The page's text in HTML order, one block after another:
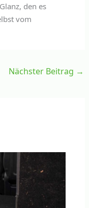
den es
vom
Nächster Beitrag →